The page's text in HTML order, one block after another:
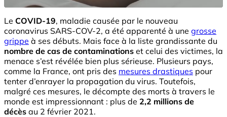
Le COVID-19, maladie causée par le nouveau
coronavirus SARS-COV-2, a été apparenté à une grosse
grippe à ses débuts. Mais face à la liste grandissante du
nombre de cas de contaminations et celui des victimes, la
menace s’est révélée bien plus sérieuse. Plusieurs pays,
comme la France, ont pris des mesures drastiques pour
tenter d’enrayer la propagation du virus. Toutefois,
malgré ces mesures, le décompte des morts à travers le
monde est impressionnant : plus de 2,2 millions de
décès au 2 février 2021.